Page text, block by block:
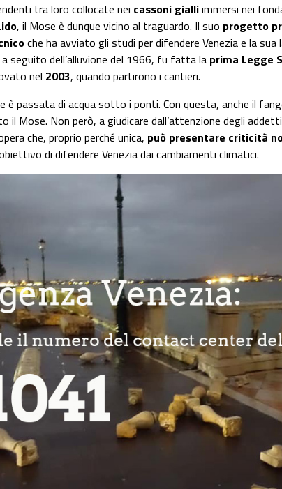
tra loro collocate nei cassoni gialliimmersi nei
, il Mose è dunque vicino al traguardo. Il suo progetto
che ha avviato gli studi per difendere Venezia e la sua
seguito dell’alluvione del 1966, fu fatta la prima Legge
nel 2003, quando partirono i cantieri.
è passata di acqua sotto i ponti. Con questa, anche il
il Mose. Non però, a giudicare dall’attenzione degli
che, proprio perché unica, può presentare criticità
di difendere Venezia dai cambiamenti climatici.